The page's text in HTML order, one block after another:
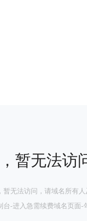
暂无法访
暂无法访问，请域名所有
台-进入急需续费域名页面-